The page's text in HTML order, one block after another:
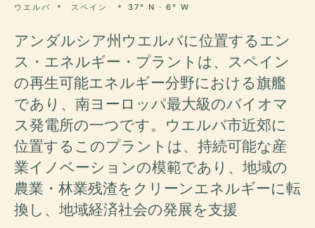
ウエルバ スペイン 37° N · 6° W
アンダルシア州ウエルバに位置するエン
ス・エネルギー・プラントは、スペイン
の再生可能エネルギー分野における旗艦
であり、南ヨーロッパ最大級のバイオマ
ス発電所の一つです。ウエルバ市近郊に
位置するこのプラントは、持続可能な産
業イノベーションの模範であり、地域の
農業・林業残渣をクリーンエネルギーに転
換し、地域経済社会の発展を支援